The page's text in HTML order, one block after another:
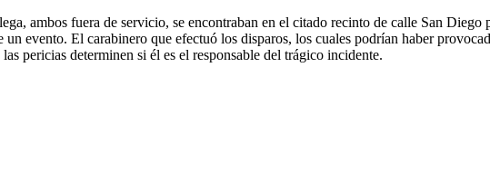
ambos fuera de servicio, se encontraban en el citado recinto de calle San Diego
evento. El carabinero que efectuó los disparos, los cuales podrían haber
pericias determinen si él es el responsable del trágico incidente.